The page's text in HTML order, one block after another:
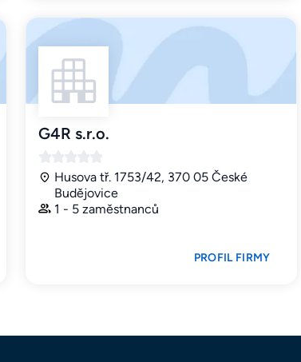
G4R s.r.o.
Husova tř. 1753/42, 370 05 České
Budějovice
1 - 5 zaměstnanců
PROFIL FIRMY